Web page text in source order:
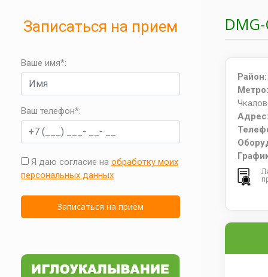
Записаться на прием
Ваше имя*:
Ваш телефон*:
Я даю согласие на обработку моих
персональных данных